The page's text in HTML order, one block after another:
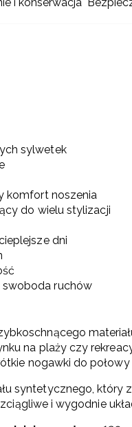
i konserwacja
sylwetek
komfort noszenia
do wielu stylizacji
dni
swoboda ruchów
na plaży czy
nogawki do połowy
syntetycznego, który
i wygodnie